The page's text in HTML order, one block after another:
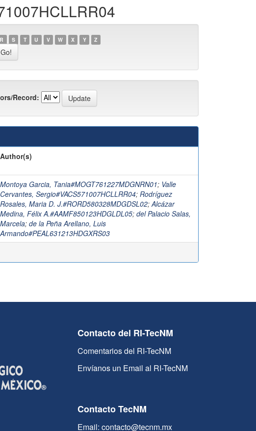
R S T U V W X Y Z
Record:
Author(s)
Montoya Garcia, Tania#MOGT761227MDGNRN01; Valle
Cervantes, Sergio#VACS571007HCLLRR04; Rodríguez
Rosales, Maria D. J.#RORD580328MDGDSL02;Alcázar
Medina, Félix A.#AAMF850123HDGLDL05; del Palacio Salas,
Marcela; de la Peña Arellano, Luis
Armando#PEAL631213HDGXRS03
Contacto del RI-TecNM
Comentarios del RI-TecNM
Envíanos un Email al RI-TecNM
Contacto TecNM
Email: contacto@tecnm.mx